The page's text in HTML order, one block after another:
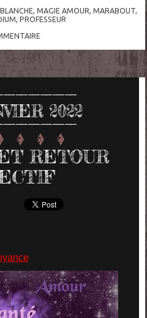
,MAGIE AMOUR,MARABOUT,
,PROFESSEUR
2022
RETOUR